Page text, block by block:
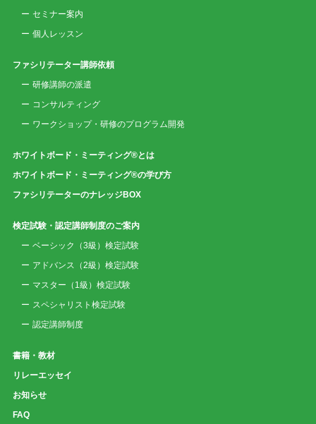
セミナー案内
個人レッスン
ファシリテーター講師依頼
研修講師の派遣
コンサルティング
ワークショップ・研修のプログラム開発
ホワイトボード・ミーティング®とは
ホワイトボード・ミーティング®の学び方
ファシリテーターのナレッジBOX
検定試験・認定講師制度のご案内
ベーシック（3級）検定試験
アドバンス（2級）検定試験
マスター（1級）検定試験
スペシャリスト検定試験
認定講師制度
書籍・教材
リレーエッセイ
お知らせ
FAQ